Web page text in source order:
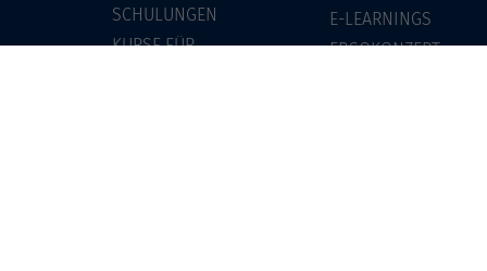
SCHULUNGEN
KURSE FÜR
E-LEARNINGS
ERGOKONZEPT